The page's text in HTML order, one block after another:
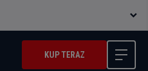
KUP TERAZ